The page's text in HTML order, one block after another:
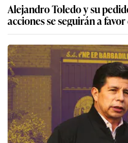
Alejandro Toledo y su
acciones se